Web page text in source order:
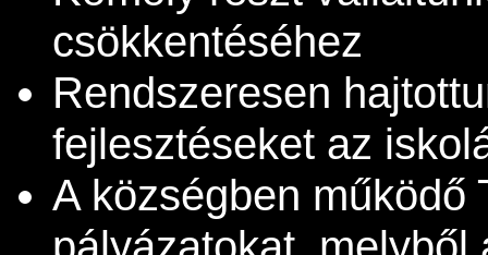
csökkentéséhez
Rendszeresen
fejlesztéseket az
A községben működő